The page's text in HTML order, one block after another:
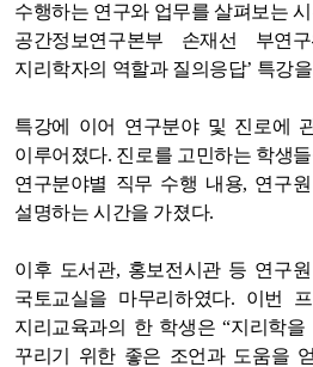
수행하는 연구와 업무를 살펴보는
공간정보연구본부 손재선 부연구
지리학자의 역할과 질의응답’ 특강
특강에 이어 연구분야 및 진로에
이루어졌다. 진로를 고민하는 학생
연구분야별 직무 수행 내용, 연구
설명하는 시간을 가졌다.
이후 도서관, 홍보전시관 등 연구
국토교실을 마무리하였다. 이번
지리교육과의 한 학생은 “지리학
꾸리기 위한 좋은 조언과 도움을